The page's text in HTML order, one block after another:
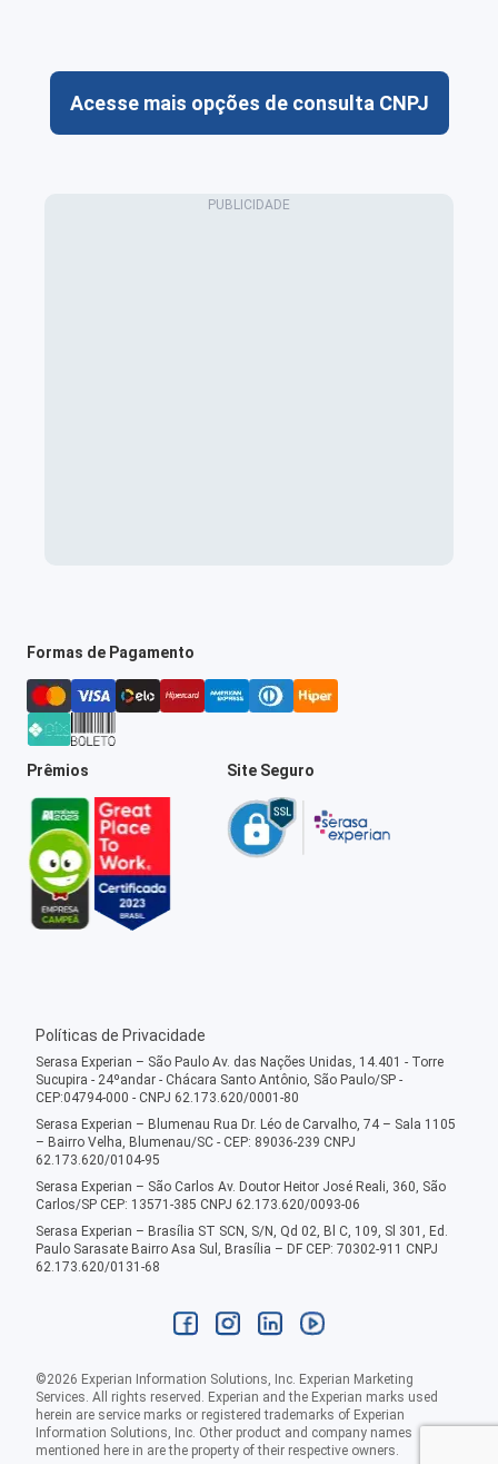
Acesse mais opções de consulta CNPJ
Formas de Pagamento
Prêmios Site Seguro
Políticas de Privacidade
Serasa Experian – São Paulo Av. das Nações Unidas, 14.401 - Torre
Sucupira - 24ºandar - Chácara Santo Antônio, São Paulo/SP -
CEP:04794-000 - CNPJ 62.173.620/0001-80
Serasa Experian – Blumenau Rua Dr. Léo de Carvalho, 74 – Sala 1105
– Bairro Velha, Blumenau/SC - CEP: 89036-239 CNPJ
62.173.620/0104-95
Serasa Experian – São Carlos Av. Doutor Heitor José Reali, 360, São
Carlos/SP CEP: 13571-385 CNPJ 62.173.620/0093-06
Serasa Experian – Brasília ST SCN, S/N, Qd 02, Bl C, 109, Sl 301, Ed.
Paulo Sarasate Bairro Asa Sul, Brasília – DF CEP: 70302-911 CNPJ
62.173.620/0131-68
©2026 Experian Information Solutions, Inc. Experian Marketing
Services. All rights reserved. Experian and the Experian marks used
herein are service marks or registered trademarks of Experian
Information Solutions, Inc. Other product and company names
mentioned here in are the property of their respective owners.